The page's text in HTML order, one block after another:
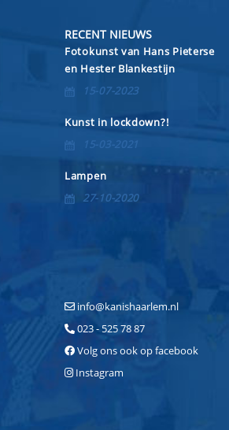
RECENT NIEUWS
Fotokunst van Hans Pieterse
en Hester Blankestijn
15-07-2023
Kunst in lockdown?!
15-03-2021
Lampen
27-10-2020
info@kanishaarlem.nl
023 - 525 78 87
Volg ons ook op facebook
Instagram